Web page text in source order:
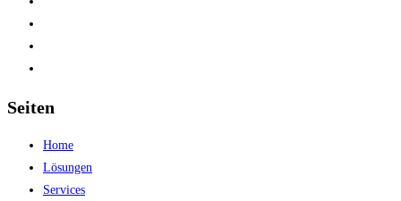
Seiten
Home
Lösungen
Services